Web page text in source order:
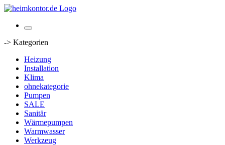
-> Kategorien
Heizung
Installation
Klima
ohnekategorie
Pumpen
SALE
Sanitär
Wärmepumpen
Warmwasser
Werkzeug